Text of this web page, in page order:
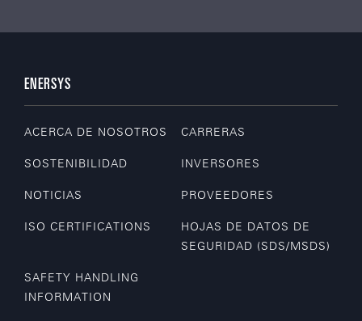
ENERSYS
ACERCA DE NOSOTROS CARRERAS
SOSTENIBILIDAD INVERSORES
NOTICIAS PROVEEDORES
ISO CERTIFICATIONS
HOJAS DE DATOS DE
SEGURIDAD (SDS/MSDS)
SAFETY HANDLING
INFORMATION